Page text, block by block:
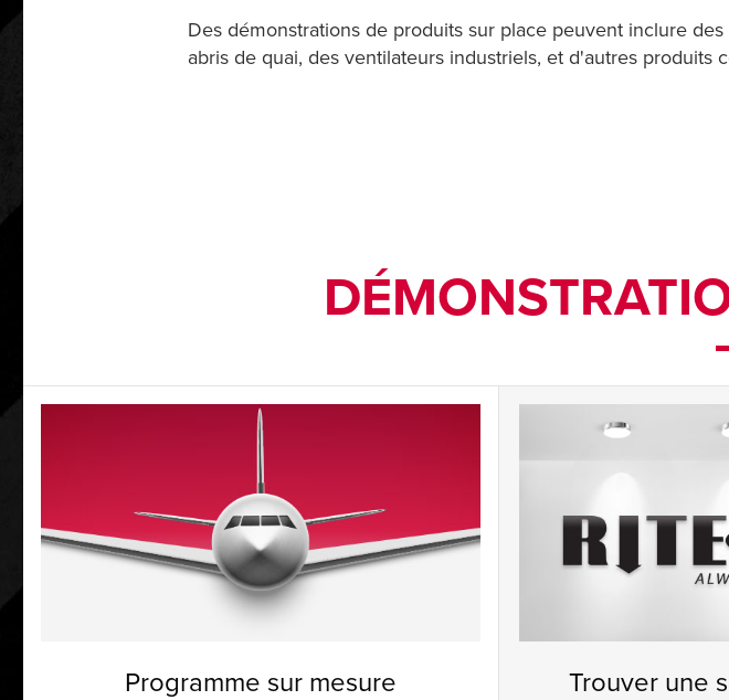
Des démonstrations de produits sur place peuvent inclure
abris de quai, des ventilateurs industriels, et d'autres produits
Programme sur mesure Trouver une